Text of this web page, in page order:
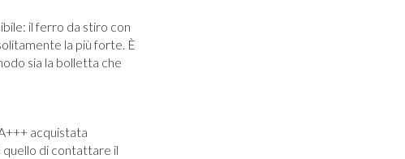
il ferro da stiro con
la più forte. È
sia la bolletta che
acquistata
quello di contattare il